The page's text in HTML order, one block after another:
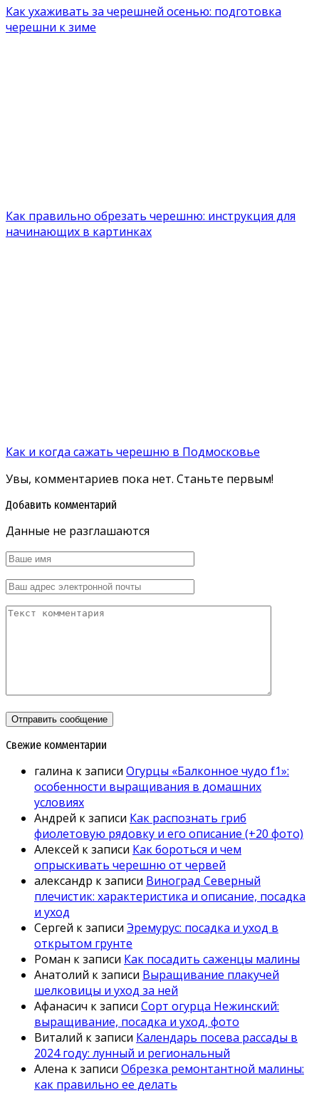
Как ухаживать за черешней осенью: подготовка
черешни к зиме
Как правильно обрезать черешню: инструкция для
начинающих в картинках
Как и когда сажать черешню в Подмосковье
Увы, комментариев пока нет. Станьте первым!
Добавить комментарий
Данные не разглашаются
Свежие комментарии
галина к записи Огурцы «Балконное чудо f1»:
особенности выращивания в домашних
условиях
Андрей к записи Как распознать гриб
фиолетовую рядовку и его описание (+20 фото)
Алексей к записи Как бороться и чем
опрыскивать черешню от червей
александр к записи Виноград Северный
плечистик: характеристика и описание, посадка
и уход
Сергей к записи Эремурус: посадка и уход в
открытом грунте
Роман к записи Как посадить саженцы малины
Анатолий к записи Выращивание плакучей
шелковицы и уход за ней
Афанасич к записи Сорт огурца Нежинский:
выращивание, посадка и уход, фото
Виталий к записи Календарь посева рассады в
2024 году: лунный и региональный
Алена к записи Обрезка ремонтантной малины:
как правильно ее делать